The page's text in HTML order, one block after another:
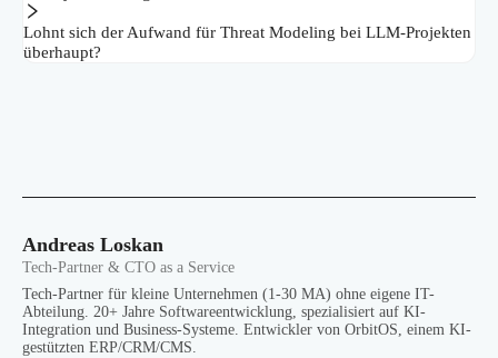
Lohnt sich der Aufwand für Threat Modeling bei LLM-Projekten
überhaupt?
Andreas Loskan
Tech-Partner & CTO as a Service
Tech-Partner für kleine Unternehmen (1-30 MA) ohne eigene IT-
Abteilung. 20+ Jahre Softwareentwicklung, spezialisiert auf KI-
Integration und Business-Systeme. Entwickler von OrbitOS, einem KI-
gestützten ERP/CRM/CMS.